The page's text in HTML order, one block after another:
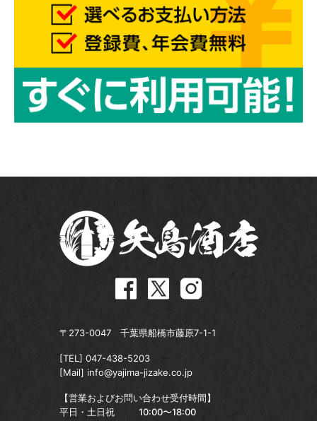
〒273-0047 千葉県船橋市藤原7-1-1
[TEL] 047-438-5203
[Mail] info@yajima-jizake.co.jp
【営業およびお問い合わせ受付時間】
平日・土日祝
10:00〜18:00